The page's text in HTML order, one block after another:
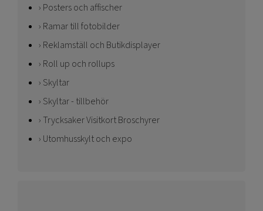
Posters och affischer
Ramar till fotobilder
Reklamställ och Butikdisplayer
Roll up och rollups
Skyltar
Skyltar - tillbehör
Trycksaker Visitkort Broschyrer
Utomhusskylt och expo